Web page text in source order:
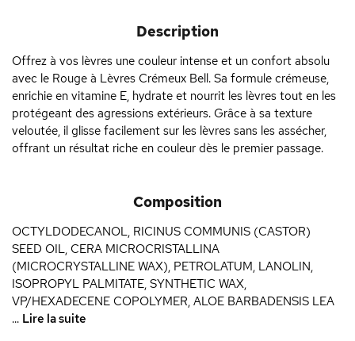
Description
Offrez à vos lèvres une couleur intense et un confort absolu
avec le Rouge à Lèvres Crémeux Bell. Sa formule crémeuse,
enrichie en vitamine E, hydrate et nourrit les lèvres tout en les
protégeant des agressions extérieurs. Grâce à sa texture
veloutée, il glisse facilement sur les lèvres sans les assécher,
offrant un résultat riche en couleur dès le premier passage.
Composition
OCTYLDODECANOL, RICINUS COMMUNIS (CASTOR)
SEED OIL, CERA MICROCRISTALLINA
(MICROCRYSTALLINE WAX), PETROLATUM, LANOLIN,
ISOPROPYL PALMITATE, SYNTHETIC WAX,
VP/HEXADECENE COPOLYMER, ALOE BARBADENSIS LEA
... Lire la suite